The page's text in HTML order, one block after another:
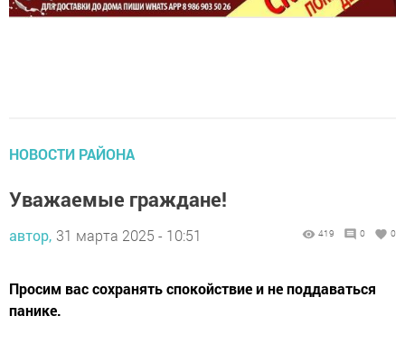
НОВОСТИ РАЙОНА
Уважаемые граждане!
автор, 31 марта 2025 - 10:51 419 0 0
Просим вас сохранять спокойствие и не поддаваться
панике.